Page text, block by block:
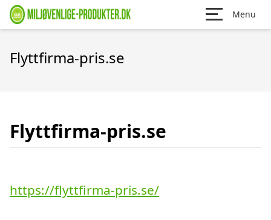
Menu
Flyttfirma-pris.se
Flyttfirma-pris.se
https://flyttfirma-pris.se/